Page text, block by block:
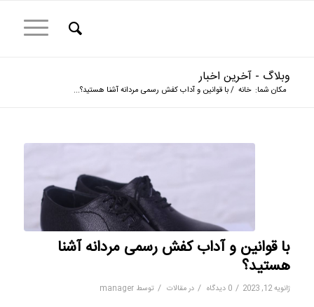
وبلاگ - آخرین اخبار
مکان شما: خانه /با قوانین و آداب کفش رسمی مردانه آشنا هستید؟...
با قوانین و آداب کفش رسمی مردانه آشنا
هستید؟
ژانویه 12, 2023 / 0 دیدگاه / درمقالات / توسط manager